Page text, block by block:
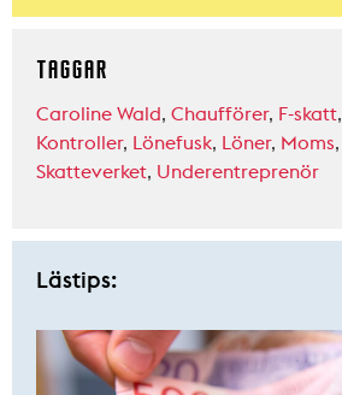
TAGGAR
Caroline Wald, Chaufförer, F-skatt,
Kontroller, Lönefusk, Löner, Moms,
Skatteverket, Underentreprenör
Lästips: